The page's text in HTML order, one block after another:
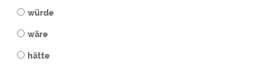
würde
wäre
hätte